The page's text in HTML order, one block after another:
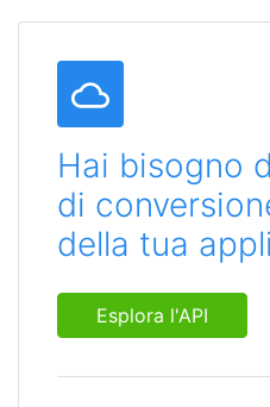
Hai bisogno
di
della tua
Esplora l'API